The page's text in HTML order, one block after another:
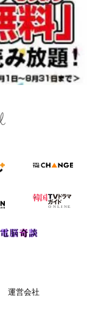
運営会社